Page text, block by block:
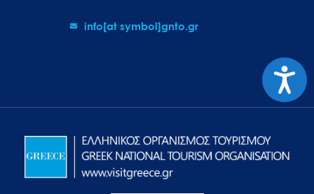
info[at symbol]gnto.gr